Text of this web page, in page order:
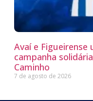
Avaí e
campanha
Caminho
7 de agosto de 2026